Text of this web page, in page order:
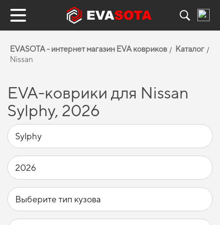
EVASOTA - интернет магазин EVA ковриков
Каталог
Nissan
EVA-коврики для Nissan
Sylphy, 2026